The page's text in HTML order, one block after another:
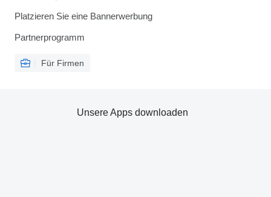
Platzieren Sie eine Bannerwerbung
Partnerprogramm
Für Firmen
Unsere Apps downloaden